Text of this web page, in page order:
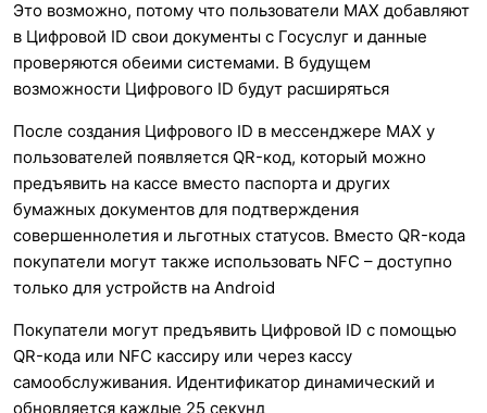
Это возможно, потому что пользователи MAX добавляют
в Цифровой ID свои документы с Госуслуг и данные
проверяются обеими системами. В будущем
возможности Цифрового ID будут расширяться
После создания Цифрового ID в мессенджере MAX у
пользователей появляется QR-код, который можно
предъявить на кассе вместо паспорта и других
бумажных документов для подтверждения
совершеннолетия и льготных статусов. Вместо QR-кода
покупатели могут также использовать NFC – доступно
только для устройств на Android
Покупатели могут предъявить Цифровой ID с помощью
QR-кода или NFC кассиру или через кассу
самообслуживания. Идентификатор динамический и
обновляется каждые 25 секунд